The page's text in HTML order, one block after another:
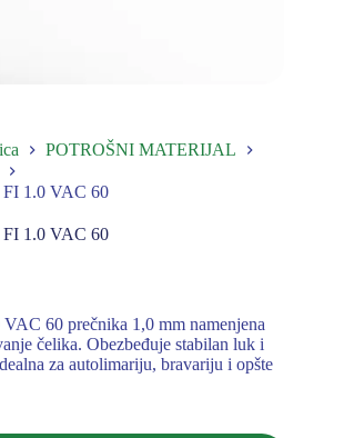
POTROŠNI MATERIJAL
1.0 VAC 60
1.0 VAC 60
60 prečnika 1,0 mm namenjena
čelika. Obezbeđuje stabilan luk i
za autolimariju, bravariju i opšte